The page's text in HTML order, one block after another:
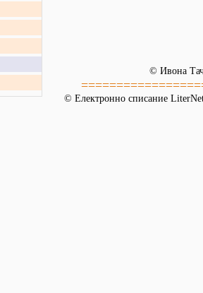
© Ивона
© Електронно списание